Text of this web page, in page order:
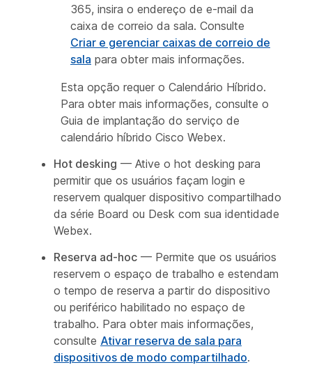
365, insira o endereço de e-mail da
caixa de correio da sala. Consulte
Criar e gerenciar caixas de correio de
sala para obter mais informações.
Esta opção requer o Calendário Híbrido.
Para obter mais informações, consulte o
Guia de implantação do serviço de
calendário híbrido Cisco Webex.
Hot desking — Ative o hot desking para
permitir que os usuários façam login e
reservem qualquer dispositivo compartilhado
da série Board ou Desk com sua identidade
Webex.
Reserva ad-hoc — Permite que os usuários
reservem o espaço de trabalho e estendam
o tempo de reserva a partir do dispositivo
ou periférico habilitado no espaço de
trabalho. Para obter mais informações,
consulte Ativar reserva de sala para
dispositivos de modo compartilhado.